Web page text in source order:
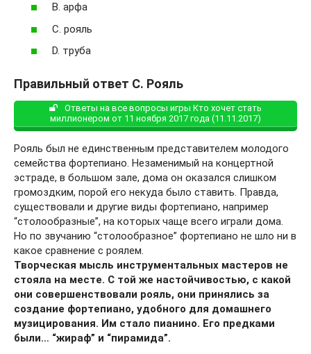
B. арфа
C. рояль
D. труба
Правильный ответ С. Рояль
Ответы на все вопросы игры Кто хочет стать
миллионером от 11 ноября 2017 года (11.11.2017)
Рояль был не единственным представителем молодого
семейства фортепиано. Незаменимый на концертной
эстраде, в большом зале, дома он оказался слишком
громоздким, порой его некуда было ставить. Правда,
существовали и другие виды фортепиано, например
“столообразные”, на которых чаще всего играли дома.
Но по звучанию “столообразное” фортепиано не шло ни в
какое сравнение с роялем.
Творческая мысль инструментальных мастеров не
стояла на месте. С той же настойчивостью, с какой
они совершенствовали рояль, они принялись за
создание фортепиано, удобного для домашнего
музицирования. Им стало пианино. Его предками
были… “жираф” и “пирамида”.